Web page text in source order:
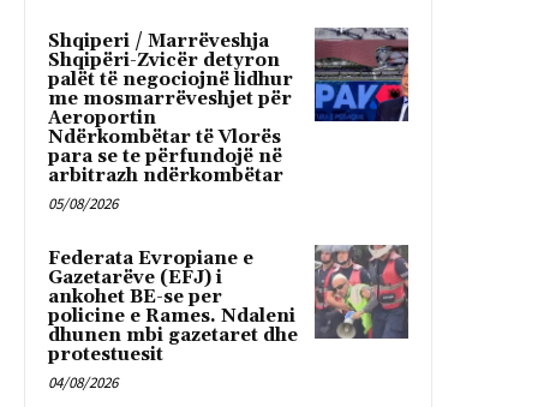
Shqiperi / Marrëveshja
Shqipëri-Zvicër detyron
palët të negociojnë lidhur
me mosmarrëveshjet për
Aeroportin
Ndërkombëtar të Vlorës
para se te përfundojë në
arbitrazh ndërkombëtar
05/08/2026
Federata Evropiane e
Gazetarëve (EFJ) i
ankohet BE-se per
policine e Rames. Ndaleni
dhunen mbi gazetaret dhe
protestuesit
04/08/2026